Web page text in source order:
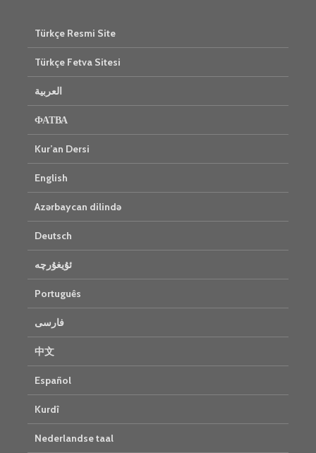
Türkçe Resmi Site
Türkçe Fetva Sitesi
العربية
ФАТВА
Kur’an Dersi
English
Azərbaycan dilində
Deutsch
ئۇيغۇرچە
Português
فارسی
中文
Español
Kurdî
Nederlandse taal